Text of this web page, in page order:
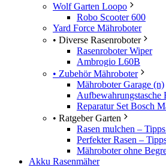
Wolf Garten Loopo
Robo Scooter 600
Yard Force Mähroboter
• Diverse Rasenroboter
Rasenroboter Wiper
Ambrogio L60B
• Zubehör Mähroboter
Mähroboter Garage (n)
Aufbewahrungstasche
Reparatur Set Bosch
• Ratgeber Garten
Rasen mulchen –
Perfekter Rasen –
Mähroboter ohne
Akku Rasenmäher